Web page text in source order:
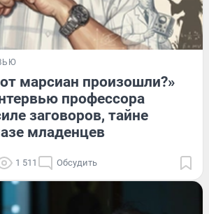
марсиан произошли?»
профессора
заговоров, тайне
младенцев
1 511 Обсудить